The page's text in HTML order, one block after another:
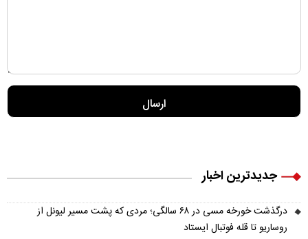
جدیدترین اخبار
درگذشت خورخه مسی در ۶۸ سالگی؛ مردی که پشت مسیر لیونل از
روساریو تا قله فوتبال ایستاد